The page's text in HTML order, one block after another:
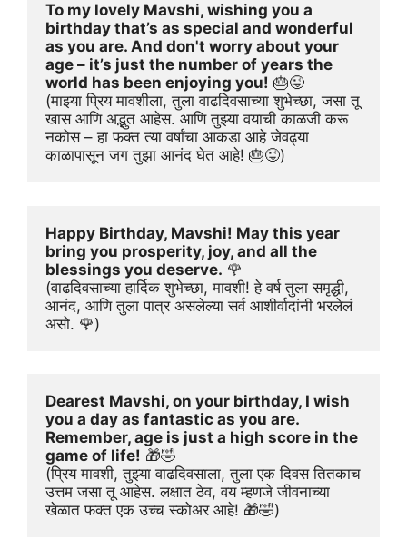
To my lovely Mavshi, wishing you a
birthday that’s as special and wonderful
as you are. And don't worry about your
age – it’s just the number of years the
world has been enjoying you! 🎂😜
(माझ्या प्रिय मावशीला, तुला वाढदिवसाच्या शुभेच्छा, जसा तू
खास आणि अद्भुत आहेस. आणि तुझ्या वयाची काळजी करू
नकोस – हा फक्त त्या वर्षांचा आकडा आहे जेवढ्या
काळापासून जग तुझा आनंद घेत आहे! 🎂😜)
Happy Birthday, Mavshi! May this year
bring you prosperity, joy, and all the
blessings you deserve. 🌹
(वाढदिवसाच्या हार्दिक शुभेच्छा, मावशी! हे वर्ष तुला समृद्धी,
आनंद, आणि तुला पात्र असलेल्या सर्व आशीर्वादांनी भरलेलं
असो. 🌹)
Dearest Mavshi, on your birthday, I wish
you a day as fantastic as you are.
Remember, age is just a high score in the
game of life! 🎁🤣
(प्रिय मावशी, तुझ्या वाढदिवसाला, तुला एक दिवस तितकाच
उत्तम जसा तू आहेस. लक्षात ठेव, वय म्हणजे जीवनाच्या
खेळात फक्त एक उच्च स्कोअर आहे! 🎁🤣)